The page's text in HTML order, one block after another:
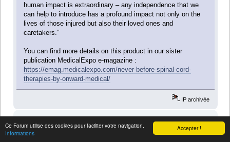
Accepter !
Ce Forum utilise des cookies pour faciliter votre navigation.
Informations
human impact is extraordinary – any independence that we
can help to introduce has a profound impact not only on the
lives of those injured but also their loved ones and
caretakers.”
You can find more details on this product in our sister
publication MedicalExpo e-magazine :
https://emag.medicalexpo.com/never-before-spinal-cord-
therapies-by-onward-medical/
IP archivée
Membre de l'association